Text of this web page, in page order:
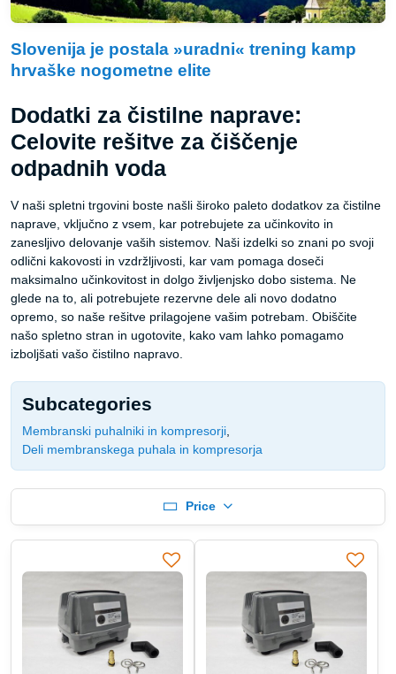
Slovenija je postala »uradni« trening kamp
hrvaške nogometne elite
Dodatki za čistilne naprave:
Celovite rešitve za čiščenje
odpadnih voda
V naši spletni trgovini boste našli široko paleto dodatkov za čistilne
naprave, vključno z vsem, kar potrebujete za učinkovito in
zanesljivo delovanje vaših sistemov. Naši izdelki so znani po svoji
odlični kakovosti in vzdržljivosti, kar vam pomaga doseči
maksimalno učinkovitost in dolgo življenjsko dobo sistema. Ne
glede na to, ali potrebujete rezervne dele ali novo dodatno
opremo, so naše rešitve prilagojene vašim potrebam. Obiščite
našo spletno stran in ugotovite, kako vam lahko pomagamo
izboljšati vašo čistilno napravo.
Subcategories
Membranski puhalniki in kompresorji
Deli membranskega puhala in kompresorja
Price